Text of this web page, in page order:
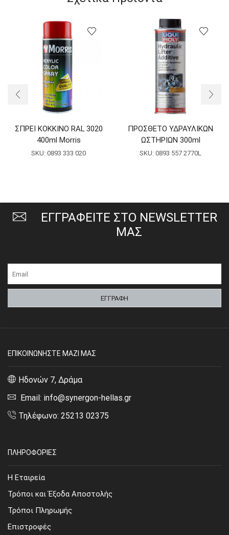
ΣΠΡΕΙ ΚΟΚΚΙΝΟ RAL 3020
400ml Morris
SKU: 0893 333 020
ΠΡΟΣΘΕΤΟ ΥΔΡΑΥΛΙΚΩΝ
ΩΣΤΗΡΙΩΝ 300ml
SKU: 0893 557 2770L
ΕΓΓΡΑΦΕΙΤΕ ΣΤΟ NEWSLETTER
ΜΑΣ
ΕΠΙΚΟΙΝΩΝΗΣΤΕ ΜΑΖΙ ΜΑΣ
Ηδονών 7, Δράμα
Email: info@synergon-hellas.gr
Τηλέφωνο: 25213 02375
ΠΛΗΡΟΦΟΡΙΕΣ
Η Εταιρεία
Τρόποι και Έξοδα Αποστολής
Τρόποι Πληρωμής
Επιστροφές